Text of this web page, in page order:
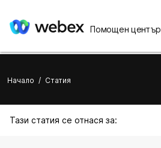
Помощен център
Начало / Статия
Тази статия се отнася за: